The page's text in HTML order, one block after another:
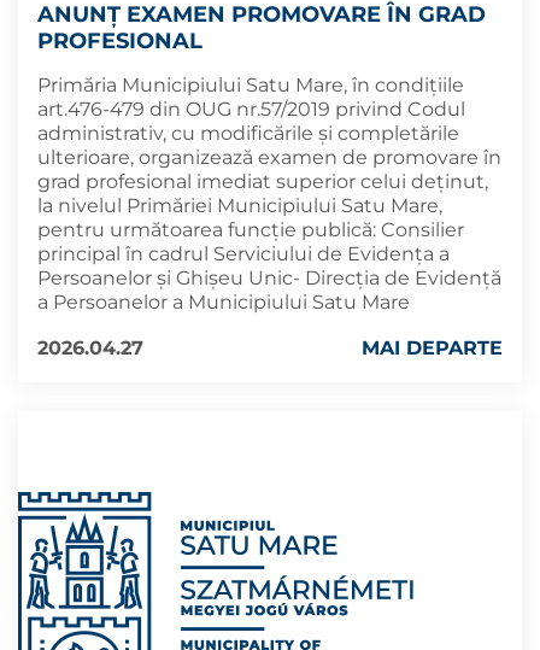
ANUNȚ EXAMEN PROMOVARE ÎN GRAD
PROFESIONAL
Primăria Municipiului Satu Mare, în condițiile
art.476-479 din OUG nr.57/2019 privind Codul
administrativ, cu modificările şi completările
ulterioare, organizează examen de promovare în
grad profesional imediat superior celui deținut,
la nivelul Primăriei Municipiului Satu Mare,
pentru următoarea funcție publică: Consilier
principal în cadrul Serviciului de Evidența a
Persoanelor și Ghișeu Unic- Direcția de Evidență
a Persoanelor a Municipiului Satu Mare
2026.04.27
MAI DEPARTE